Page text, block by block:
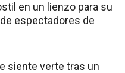
en un lienzo para su
espectadores de
siente verte tras un